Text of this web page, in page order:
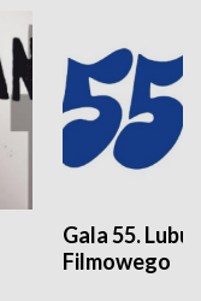
Gala 55.
Filmowego